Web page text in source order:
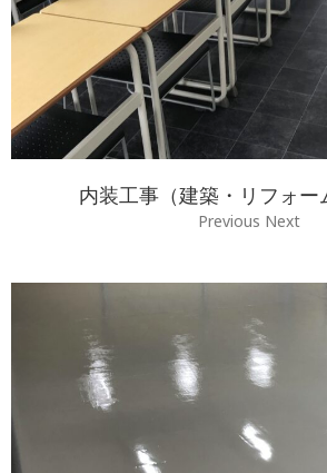
内装工事（建築・リフォー
Previous Next